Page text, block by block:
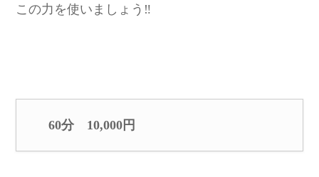
この力を使いましょう‼️
60分 10,000円